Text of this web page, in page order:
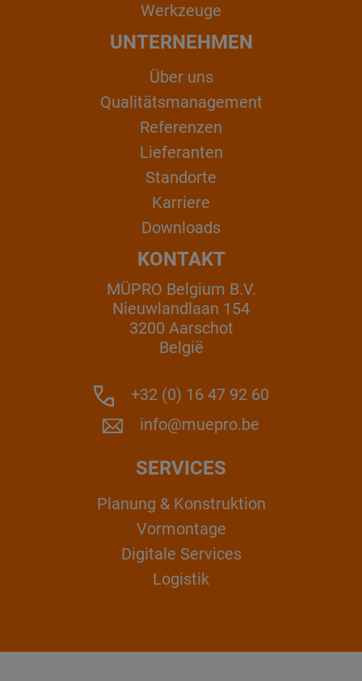
Werkzeuge
UNTERNEHMEN
Über uns
Qualitätsmanagement
Referenzen
Lieferanten
Standorte
Karriere
Downloads
KONTAKT
MÜPRO Belgium B.V.
Nieuwlandlaan 154
3200 Aarschot
België
+32 (0) 16 47 92 60
info@muepro.be
SERVICES
Planung & Konstruktion
Vormontage
Digitale Services
Logistik